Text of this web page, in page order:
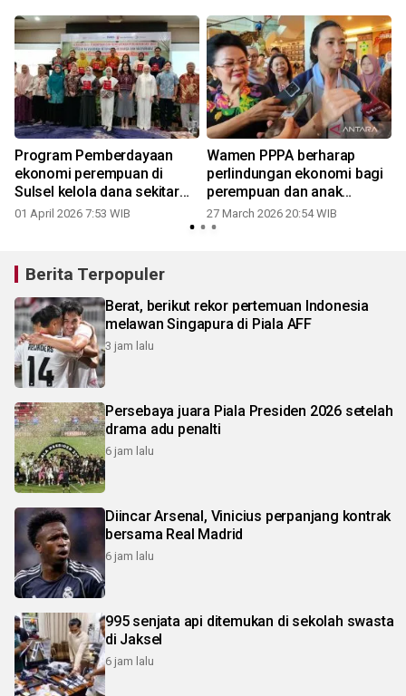
Program Pemberdayaan
ekonomi perempuan di
Sulsel kelola dana sekitar
Rp15 miliar lebih
01 April 2026 7:53 WIB
Wamen PPPA berharap
perlindungan ekonomi bagi
perempuan dan anak
dimulai dari desa
27 March 2026 20:54 WIB
Berita Terpopuler
Berat, berikut rekor pertemuan Indonesia
melawan Singapura di Piala AFF
3 jam lalu
Persebaya juara Piala Presiden 2026 setelah
drama adu penalti
6 jam lalu
Diincar Arsenal, Vinicius perpanjang kontrak
bersama Real Madrid
6 jam lalu
995 senjata api ditemukan di sekolah swasta
di Jaksel
6 jam lalu